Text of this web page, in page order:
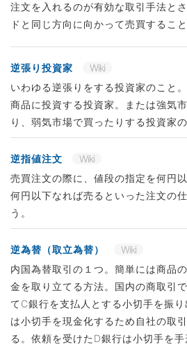
注文を入れるのが有効な取引手法と
ドと同じ方向に向かって売買するこ
逆張り投資家
Wiki
いわゆる逆張りをする投資家のこと
商品に投資する投資家。または強気
り、弱気市場で買ったりする投資家の
逆指値注文
Wiki
売買注文の際に、値段の指定を何円
何円以下なれば売るといった注文の
う。
逆為替（取立為替）
Wiki
内国為替取引の１つ。簡単には商品
金を取り立てる方法。国内の商取引
てC銀行を支払人とする小切手を振
は小切手を現金化するため自社の取
る。依頼を受けたD銀行は小切手を